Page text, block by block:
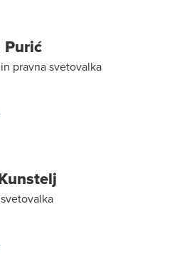
Purić
pravna svetovalka